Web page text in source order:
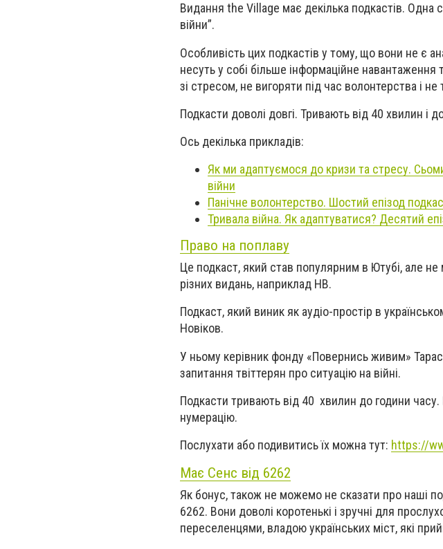
Видання the Village має декілька подкастів. Одна
війни”.
Особливість цих подкастів у тому, що вони не є
несуть у собі більше інформаційне
зі стресом, не вигоряти під час волонтерства і не
Подкасти доволі довгі. Тривають від 40 хвилин і
Ось декілька прикладів:
Як ми адаптуємося до кризи та стресу.
війни
Панічне волонтерство. Шостий епізод
Тривала війна. Як адаптуватися? Десятий
Право на поплаву
Це подкаст, який став популярним в Ютубі, але не
різних видань, наприклад НВ.
Подкаст, який виник як аудіо-простір в
Новіков.
У ньому керівник фонду «Повернись живим»
запитання твіттерян про ситуацію на війні.
Подкасти тривають від 40 хвилин до години
нумерацію.
Послухати або подивитись їх можна тут: https://
Має Сенс від 6262
Як бонус, також не можемо не сказати про наші
6262. Вони доволі коротенькі і зручні для
переселенцями, владою українських міст, які